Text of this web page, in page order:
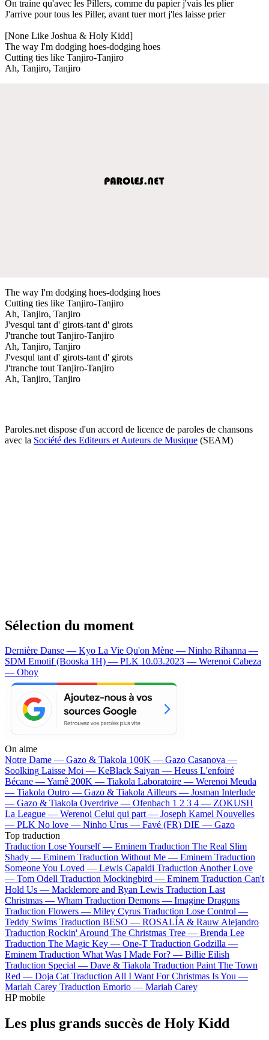
On traine qu'avec les Pillers, comme du papier j'vais les plier
J'arrive pour tous les Piller, avant tuer mort j'les laisse prier
[None Like Joshua & Holy Kidd]
The way I'm dodging hoes-dodging hoes
Cutting ties like Tanjiro-Tanjiro
Ah, Tanjiro, Tanjiro
The way I'm dodging hoes-dodging hoes
Cutting ties like Tanjiro-Tanjiro
Ah, Tanjiro, Tanjiro
J'vesqul tant d' girots-tant d' girots
J'tranche tout Tanjiro-Tanjiro
Ah, Tanjiro, Tanjiro
J'vesqul tant d' girots-tant d' girots
J'tranche tout Tanjiro-Tanjiro
Ah, Tanjiro, Tanjiro
Paroles.net dispose d'un accord de licence de paroles de chansons
avec la Société des Editeurs et Auteurs de Musique (SEAM)
Sélection du moment
Dernière Danse — Kyo La Vie Qu'on Mène — Ninho Rihanna —
SDM Emotif (Booska 1H) — PLK 10.03.2023 — Werenoi Cabeza
— Oboy
On aime
Notre Dame — Gazo & Tiakola 100K — Gazo Casanova —
Soolking Laisse Moi — KeBlack Saiyan — Heuss L'enfoiré
Bécane —Yamê 200K — Tiakola Laboratoire — Werenoi Meuda
— Tiakola Outro — Gazo & TiakolaAilleurs — Josman Interlude
— Gazo & Tiakola Overdrive — Ofenbach 1 2 3 4 — ZOKUSH
La League — Werenoi Celui qui part — Joseph Kamel Nouvelles
— PLK No love — Ninho Urus — Favé (FR) DIE — Gazo
Top traduction
Traduction Lose Yourself — Eminem Traduction The Real Slim
Shady — Eminem Traduction Without Me — Eminem Traduction
Someone You Loved — Lewis Capaldi Traduction Another Love
— Tom Odell Traduction Mockingbird — Eminem Traduction Can't
Hold Us — Macklemore and Ryan Lewis Traduction Last
Christmas — Wham Traduction Demons — Imagine Dragons
Traduction Flowers — Miley Cyrus Traduction Lose Control —
Teddy Swims Traduction BESO — ROSALÍA & Rauw Alejandro
Traduction Rockin' Around The Christmas Tree — Brenda Lee
Traduction The Magic Key — One-T Traduction Godzilla —
Eminem Traduction What Was I Made For? — Billie Eilish
Traduction Special — Dave & Tiakola Traduction Paint The Town
Red — Doja Cat Traduction All I Want For Christmas Is You —
Mariah Carey Traduction Emorio — Mariah Carey
HP mobile
Les plus grands succès de Holy Kidd